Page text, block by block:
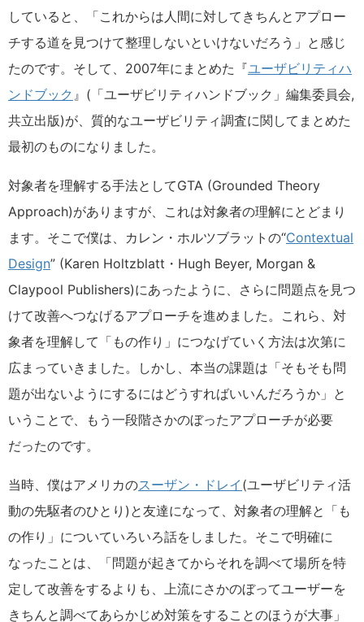
していると、「これからは人間に対してきちんとアプロー
チする道を見つけて整理しないといけないだろう」と感じ
たのです。そして、2007年にまとめた『ユーザビリティハ
ンドブック 』(「ユーザビリティハンドブック」編集委員会,
共立出版)が、質的なユーザビリティ調査に関してまとめた
最初のものになりました。
対象者を理解する手法としてGTA (Grounded Theory
Approach)がありますが、これは対象者の理解にとどまり
ます。そこで僕は、カレン・ホルツブラットの“Contextual
Design” (Karen Holtzblatt・Hugh Beyer, Morgan &
Claypool Publishers)にあったように、さらに問題点を見つ
けて改善へつなげるアプローチを進めました。これら、対
象者を理解して「もの作り」につなげていく方法は次第に
広まっていきました。しかし、本当の課題は「そもそも問
題が出ないようにするにはどうすればいいんだろうか」と
いうことで、もう一段階さかのぼったアプローチが必要
だったのです。
当時、僕はアメリカのスーザン・ドレイ (ユーザビリティ活
動の先駆者のひとり)と友達になって、対象者の理解と「も
の作り」についていろいろ話をしました。そこで明確に
なったことは、「問題が起きてからそれを調べて場所を特
定して改善をするよりも、上流にさかのぼってユーザーを
きちんと調べてあらかじめ対策をすることのほうが大事」